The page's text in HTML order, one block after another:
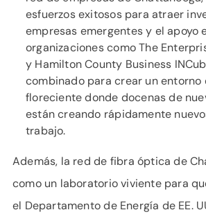
esfuerzos exitosos para atraer
empresas emergentes y el apoyo
organizaciones como The
y Hamilton County Business
combinado para crear un entorno
floreciente donde docenas de
están creando rápidamente
trabajo.
Además, la red de fibra óptica de
como un laboratorio viviente para
el Departamento de Energía de EE.